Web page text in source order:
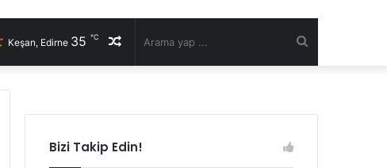
Rastgele
Keşan, Edirne 35 ℃
Bizi Takip Edin!